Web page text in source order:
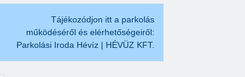
Tájékozódjon itt a parkolás
működéséről és elérhetőségeiről:
Parkolási Iroda Hévíz | HÉVÜZ KFT.